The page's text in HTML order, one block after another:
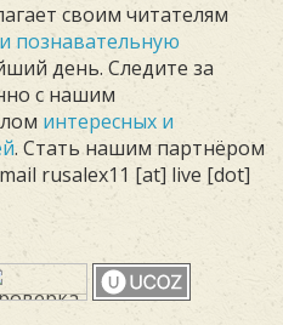
своим читателям
познавательную
день. Следите за
с нашим
интересных и
. Стать нашим партнёром
rusalex11 [at] live [dot]